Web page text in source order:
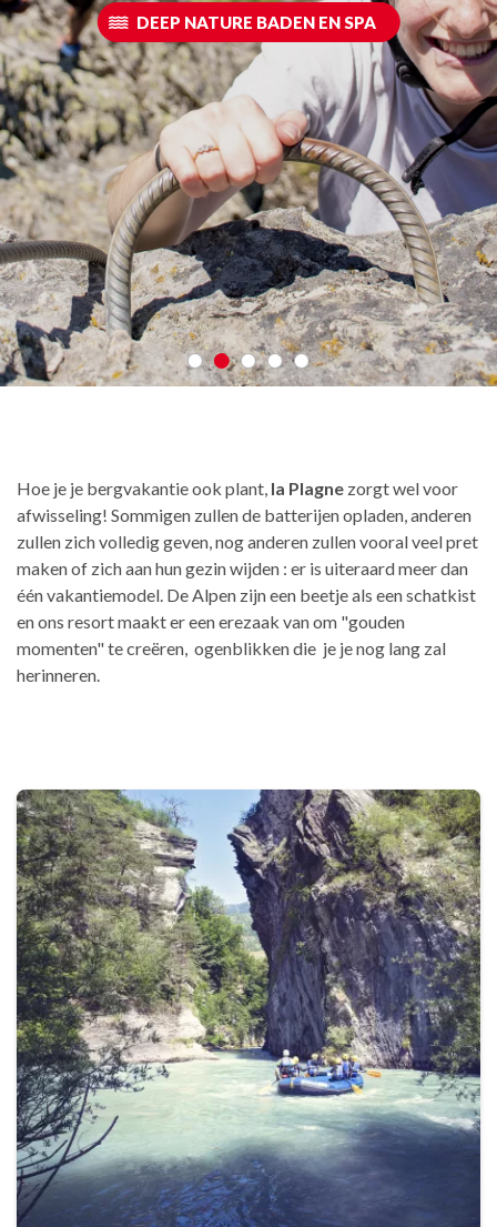
DEEP NATURE BADEN EN SPA
Hoe je je bergvakantie ook plant, la Plagne zorgt wel voor
afwisseling! Sommigen zullen de batterijen opladen, anderen
zullen zich volledig geven, nog anderen zullen vooral veel pret
maken of zich aan hun gezin wijden : er is uiteraard meer dan
één vakantiemodel. De Alpen zijn een beetje als een schatkist
en ons resort maakt er een erezaak van om "gouden
momenten" te creëren, ogenblikken die je je nog lang zal
herinneren.